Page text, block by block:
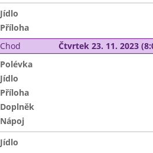
Jídlo
Příloha
Chod Čtvrtek 23. 11. 2023
Polévka
Jídlo
Příloha
Doplněk
Nápoj
Jídlo